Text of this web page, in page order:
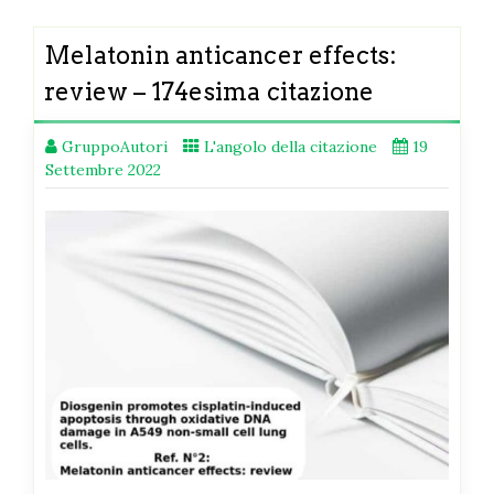
Melatonin anticancer effects:
review – 174esima citazione
GruppoAutori L'angolo della citazione
19
Settembre 2022